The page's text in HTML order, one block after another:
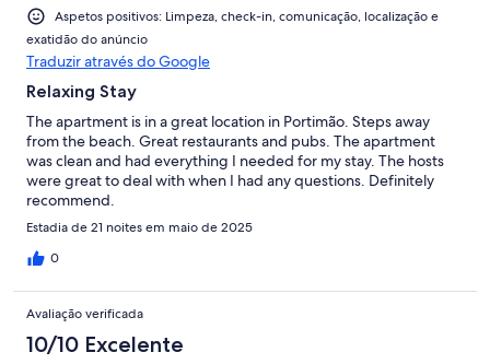
Aspetos positivos: Limpeza, check-in, comunicação, localização e
exatidão do anúncio
Traduzir através do Google
Relaxing Stay
The apartment is in a great location in Portimão. Steps away
from the beach. Great restaurants and pubs. The apartment
was clean and had everything I needed for my stay. The hosts
were great to deal with when I had any questions. Definitely
recommend.
Estadia de 21 noites em maio de 2025
0
Avaliação verificada
10/10 Excelente